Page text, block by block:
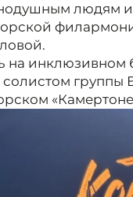
людям
на инклюзивном
солистом